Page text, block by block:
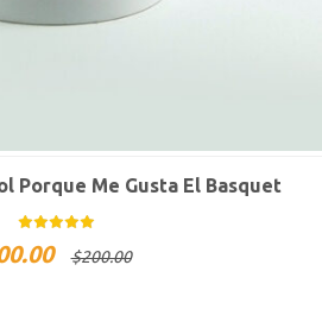
Porque Me Gusta El Basquet
$200.00